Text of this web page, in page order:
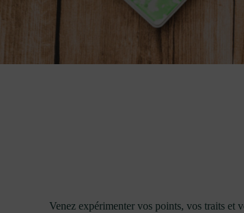
Venez expérimenter vos points, vos traits et